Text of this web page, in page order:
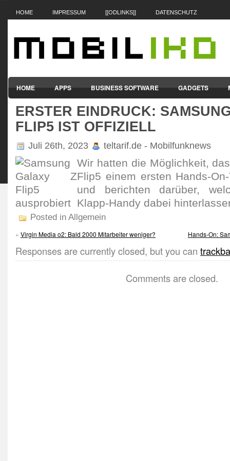
HOME IMPRESSUM [[ODLINKS]] DATENSCHUTZ
HOME APPS BUSINESS SOFTWARE GADGETS
SMARTPHONES & HANDYS TABLET-PCS VERTRÄGE &
ERSTER EINDRUCK:
FLIP5 IST OFFIZIELL
Juli 26th, 2023 teltarif.de - Mobilfunknews
Wir hatten die Möglich­keit,
Flip5 einem ersten Hands-
und berichten darüber,
Klapp-Handy dabei
Posted in Allgemein
« Virgin Media o2: Bald 2000 Mitarbeiter weniger? Hands-On:
Responses are currently closed, but you can
Comments are closed.